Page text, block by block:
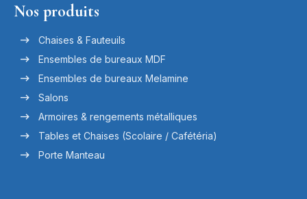
Nos produits
Chaises & Fauteuils
Ensembles de bureaux MDF
Ensembles de bureaux Melamine
Salons
Armoires & rengements métalliques
Tables et Chaises (Scolaire / Cafétéria)
Porte Manteau